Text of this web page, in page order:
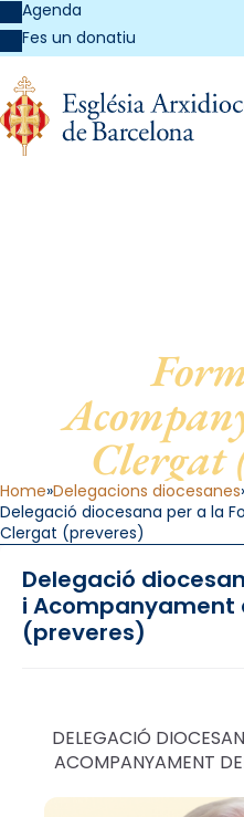
Agenda
Fes un donatiu
Clergat
Home Delegacions diocesanes
Delegació diocesana per a la
Clergat (preveres)
Delegació
i Acompanyament
(preveres)
DELEGACIÓ
ACOMPANYAMENT